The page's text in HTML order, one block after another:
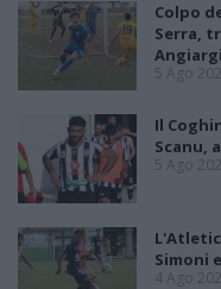
Colpo
Serra,
5 Ago
Il
Scanu,
5 Ago
Simoni
4 Ago